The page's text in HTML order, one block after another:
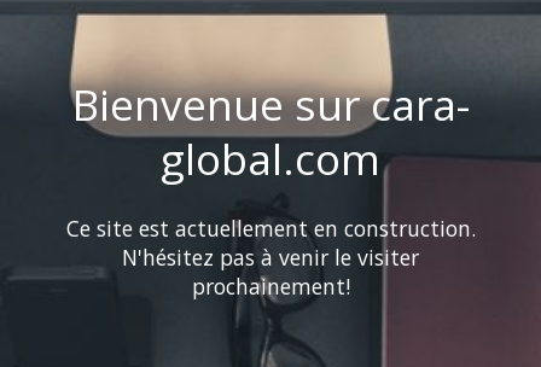
Bienvenue sur cara-
global.com
Ce site est actuellement en construction.
N'hésitez pas à venir le visiter
prochainement!